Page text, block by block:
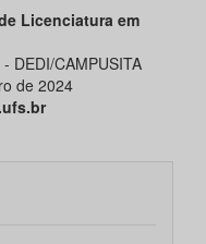
Licenciatura em
DEDI/CAMPUSITA
de 2024